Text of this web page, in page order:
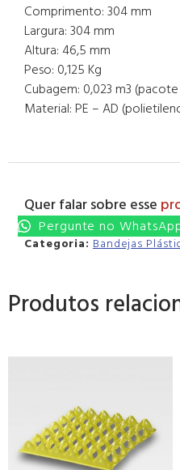
Comprimento: 304 mm
Largura: 304 mm
Altura: 46,5 mm
Peso: 0,125 Kg
Cubagem: 0,023 m3
Material: PE – AD
Quer falar sobre esse
Pergunte no
Categoria: Bandejas
Produtos